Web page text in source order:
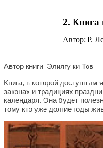
2. Книга
Автор: Р.
Автор книги: Элиягу ки Тов
Книга, в которой доступным
законах и традициях
календаря. Она будет
тому кто уже долгие годы